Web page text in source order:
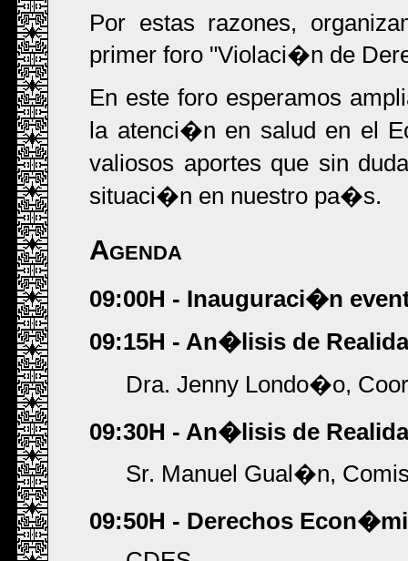
Por estas razones,
primer foro "Violaci�n de
En este foro esperamos
la atenci�n en salud en el
valiosos aportes que sin
situaci�n en nuestro pa�s.
Agenda
09:00H - Inauguraci�n
09:15H - An�lisis de
Dra. Jenny Londo�o,
09:30H - An�lisis de
Sr. Manuel Gual�n,
09:50H - Derechos